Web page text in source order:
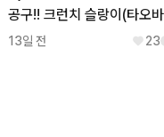
13일 전 23